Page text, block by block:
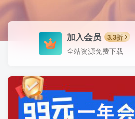
加入会员 3.3折
全站资源免费下载